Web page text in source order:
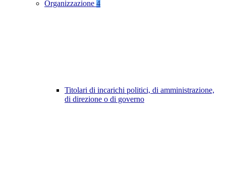
Organizzazione 4
Titolari di incarichi politici, di amministrazione,
di direzione o di governo